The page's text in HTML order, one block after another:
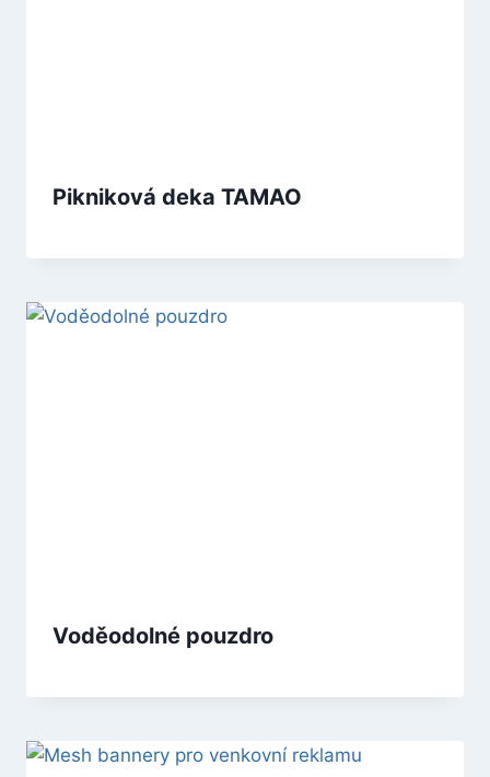
Pikniková deka TAMAO
Voděodolné pouzdro